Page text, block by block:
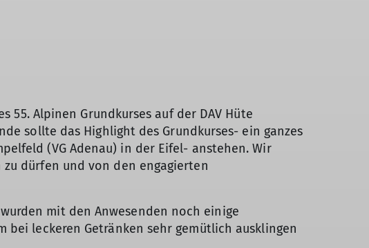
Alpinen Grundkurses auf der DAV Hüte
sollte das Highlight des Grundkurses- ein ganzes
(VG Adenau) in der Eifel- anstehen. Wir
dürfen und von den engagierten
mit den Anwesenden noch einige
bei leckeren Getränken sehr gemütlich ausklingen